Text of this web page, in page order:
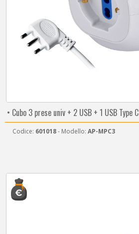
• Cubo 3 prese univ + 2 USB + 1 USB Type C
Codice: 601018- Modello: AP-MPC3